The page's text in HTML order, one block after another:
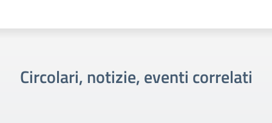
Circolari, notizie, eventi correlati